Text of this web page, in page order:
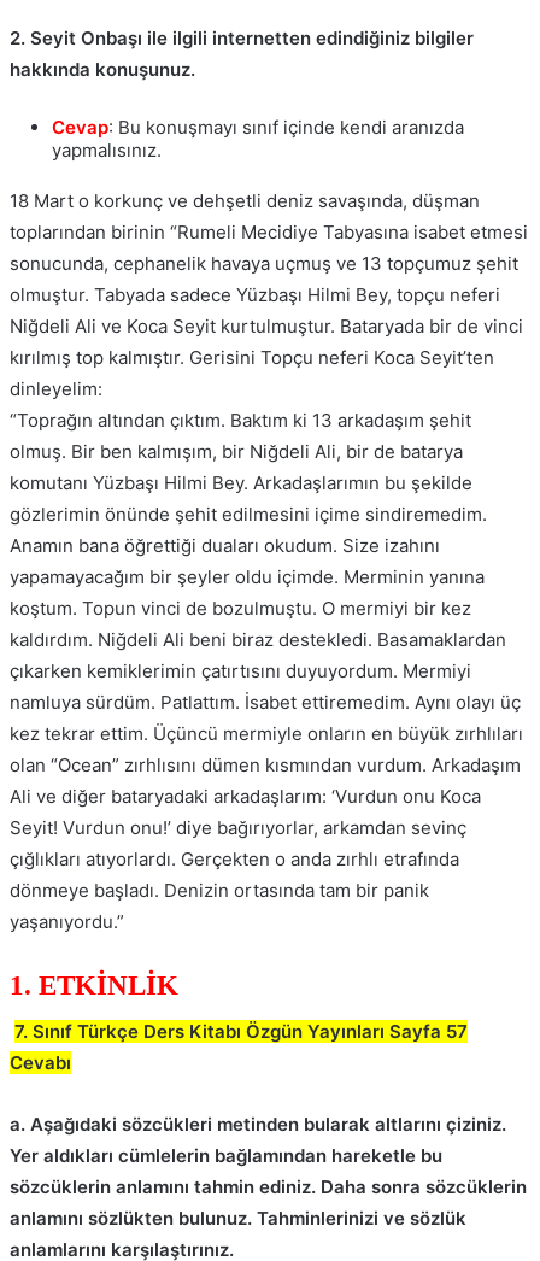
2. Seyit Onbaşı ile ilgili internetten edindiğiniz bilgiler
hakkında konuşunuz.
Cevap: Bu konuşmayı sınıf içinde kendi aranızda
yapmalısınız.
18 Mart o korkunç ve dehşetli deniz savaşında, düşman
toplarından birinin “Rumeli Mecidiye Tabyasına isabet etmesi
sonucunda, cephanelik havaya uçmuş ve 13 topçumuz şehit
olmuştur. Tabyada sadece Yüzbaşı Hilmi Bey, topçu neferi
Niğdeli Ali ve Koca Seyit kurtulmuştur. Bataryada bir de vinci
kırılmış top kalmıştır. Gerisini Topçu neferi Koca Seyit’ten
dinleyelim:
“Toprağın altından çıktım. Baktım ki 13 arkadaşım şehit
olmuş. Bir ben kalmışım, bir Niğdeli Ali, bir de batarya
komutanı Yüzbaşı Hilmi Bey. Arkadaşlarımın bu şekilde
gözlerimin önünde şehit edilmesini içime sindiremedim.
Anamın bana öğrettiği duaları okudum. Size izahını
yapamayacağım bir şeyler oldu içimde. Merminin yanına
koştum. Topun vinci de bozulmuştu. O mermiyi bir kez
kaldırdım. Niğdeli Ali beni biraz destekledi. Basamaklardan
çıkarken kemiklerimin çatırtısını duyuyordum. Mermiyi
namluya sürdüm. Patlattım. İsabet ettiremedim. Aynı olayı üç
kez tekrar ettim. Üçüncü mermiyle onların en büyük zırhlıları
olan “Ocean” zırhlısını dümen kısmından vurdum. Arkadaşım
Ali ve diğer bataryadaki arkadaşlarım: ‘Vurdun onu Koca
Seyit! Vurdun onu!’ diye bağırıyorlar, arkamdan sevinç
çığlıkları atıyorlardı. Gerçekten o anda zırhlı etrafında
dönmeye başladı. Denizin ortasında tam bir panik
yaşanıyordu.”
1. ETKİNLİK
7. Sınıf Türkçe Ders Kitabı Özgün Yayınları Sayfa 57
Cevabı
a. Aşağıdaki sözcükleri metinden bularak altlarını çiziniz.
Yer aldıkları cümlelerin bağlamından hareketle bu
sözcüklerin anlamını tahmin ediniz. Daha sonra sözcüklerin
anlamını sözlükten bulunuz. Tahminlerinizi ve sözlük
anlamlarını karşılaştırınız.